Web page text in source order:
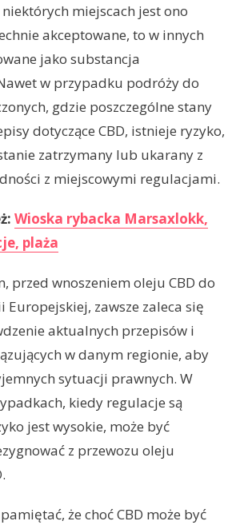
miejscach jest ono
akceptowane, to w innych
jako substancja
w przypadku podróży do
gdzie poszczególne stany
dotyczące CBD, istnieje ryzyko,
zatrzymany lub ukarany z
z miejscowymi regulacjami.
Wioska rybacka Marsaxlokk,
plaża
przed wnoszeniem oleju CBD do
Europejskiej, zawsze zaleca się
aktualnych przepisów i
w danym regionie, aby
sytuacji prawnych. W
kiedy regulacje są
jest wysokie, może być
z przewozu oleju
że choć CBD może być